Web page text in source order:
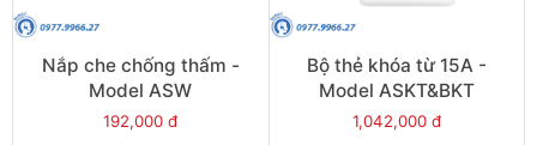
Nắp che chống thấm -
Model ASW
192,000 đ
Bộ thẻ khóa từ 15A -
Model ASKT&BKT
1,042,000 đ